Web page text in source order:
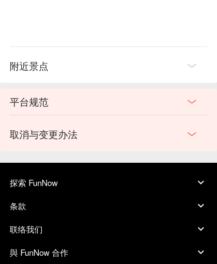
附近景点
平台规范
取消与变更办法
探索 FunNow
条款
联络我们
與 FunNow 合作